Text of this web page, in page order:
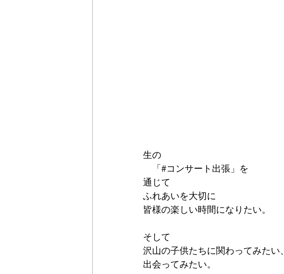
生の
「#コンサート出張」を
通じて
ふれあいを大切に
皆様の楽しい時間になりたい。
そして
沢山の子供たちに関わってみたい、
出会ってみたい。